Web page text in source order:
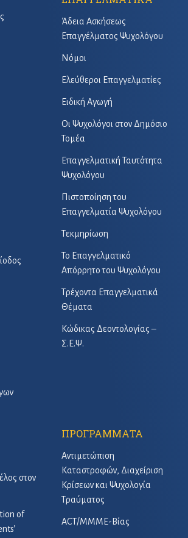
Άδεια Ασκήσεως
Επαγγέλματος Ψυχολόγου
Νόμοι
Ελεύθεροι Επαγγελματίες
Ειδική Αγωγή
Οι Ψυχολόγοι στον Δημόσιο
Τομέα
Επαγγελματική Ταυτότητα
Ψυχολόγου
Πιστοποίηση του
Επαγγελματία Ψυχολόγου
Τεκμηρίωση
Το Επαγγελματικό
Απόρρητο του Ψυχολόγου
Τρέχοντα Επαγγελματικά
Θέματα
Κώδικας Δεοντολογίας –
Σ.Ε.Ψ.
στον
of
ΠΡΟΓΡΑΜΜΑΤΑ
Αντιμετώπιση
Καταστροφών, Διαχείριση
Κρίσεων και Ψυχολογία
Τραύματος
ACT/ΜΜΜΕ-Βίας